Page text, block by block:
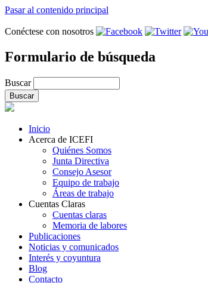
Pasar al contenido principal
Conéctese con nosotros
Formulario de búsqueda
Buscar
Inicio
Acerca de ICEFI
Quiénes Somos
Junta Directiva
Consejo Asesor
Equipo de trabajo
Áreas de trabajo
Cuentas Claras
Cuentas claras
Memoria de labores
Publicaciones
Noticias y comunicados
Interés y coyuntura
Blog
Contacto